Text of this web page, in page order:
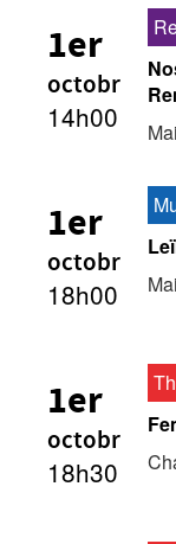
1er
octobr
14h00
1er
octobr
18h00
1er
octobr
18h30